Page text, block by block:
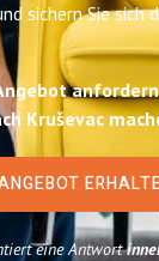
sichern Sie sich
Kruševac
eine Antwort